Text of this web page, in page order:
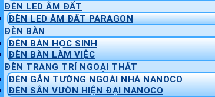
ĐÈN LED ÂM ĐẤT
ĐÈN LED ÂM ĐẤT PARAGON
ĐÈN BÀN
ĐÈN BÀN HỌC SINH
ĐÈN BÀN LÀM VIỆC
ĐÈN TRANG TRÍ NGOẠI THẤT
ĐÈN GẮN TƯỜNG NGOÀI NHÀ NANOCO
ĐÈN SÂN VƯỜN HIỆN ĐẠI NANOCO